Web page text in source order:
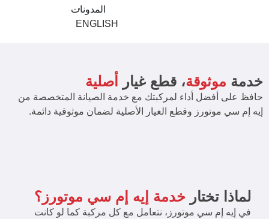
المدونات
ENGLISH
خدمة موثوقة، قطع غيار أصلية
حافظ على أفضل أداء لمركبتك مع خدمة الصيانة المتخصصة من
إيه إم سي موتورز وقطع الغيار الأصلية لضمان موثوقية دائمة.
لماذا تختار خدمة إيه إم سي موتورز؟
في إيه إم سي موتورز، نتعامل مع كل مركبة كما لو كانت